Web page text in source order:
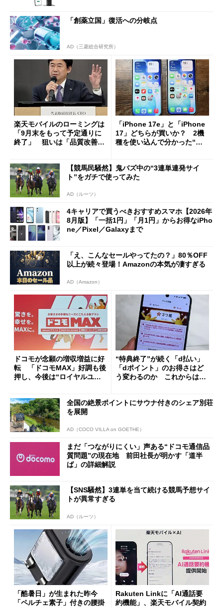
「創薬立国」復活への分岐点
AD（三菱総合研究所）
楽天モバイルのローミングは
「9月末をもって予定通りに
終了」 狙いは「品質改善」
も
「iPhone 17e」と「iPhone
17」どちらが買いか？ 2機
種を使い込んで分かった“ス
【競馬民騒然】鬼バズ中の“3連単連発サイ
ト”をガチで使ってみた
AD（ルーツ）
4キャリアで買うべきおすすめスマホ【2026年
8月版】「一括1円」「月1円」からお得なiPho
ne／Pixel／Galaxyまで
「え、こんなセールやってたの？」80％OFF
以上が続々登場！Amazonの本気が凄すぎる
AD（Amazon）
ドコモが念願の増収増益に好
転 「ドコモMAX」好調も後
押し、今後は“ロイヤルユー
“特典終了”が続く「d払い」
「dポイント」のお得さはど
う変わるのか これからは
全国の絶景ポイントにサウナ付きのシェア別荘
を展開
AD（COCO VILLA on GOETHE）
まだ「つながりにくい」声ある“ドコモ通信品
質問題”の現在地 前田社長が明かす「道半
ば」の詳細解説
【SNS騒然】3連単を当て続ける競馬予想サイ
トが異常すぎる
AD（ルーツ）
「酷暑日」が生まれた昨今
「ペルチェ素子」付きの腰掛
Rakuten Linkに「AI通話要
約機能」、楽天モバイル契約